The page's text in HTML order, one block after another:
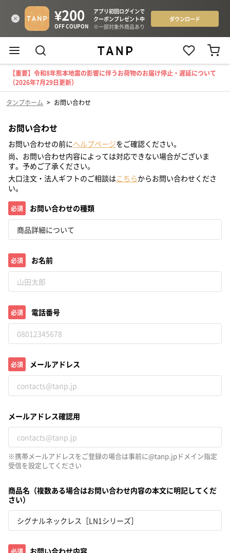
【重要】令和8年熊本地震の影響に伴うお荷物のお届け停止・遅延について
（2026年7月29日更新）
タンプホーム > お問い合わせ
お問い合わせ
お問い合わせの前にヘルプページをご確認ください。
尚、お問い合わせ内容によっては対応できない場合がございま
す。予めご了承ください。
大口注文・法人ギフトのご相談はこちらからお問い合わせくださ
い。
必須 お問い合わせの種類
必須 お名前
必須 電話番号
必須 メールアドレス
メールアドレス確認用
※携帯メールアドレスをご登録の場合は事前に@tanp.jpドメイン指定
受信を設定してください
商品名（複数ある場合はお問い合わせ内容の本文に明記してくだ
さい）
必須 お問い合わせ内容